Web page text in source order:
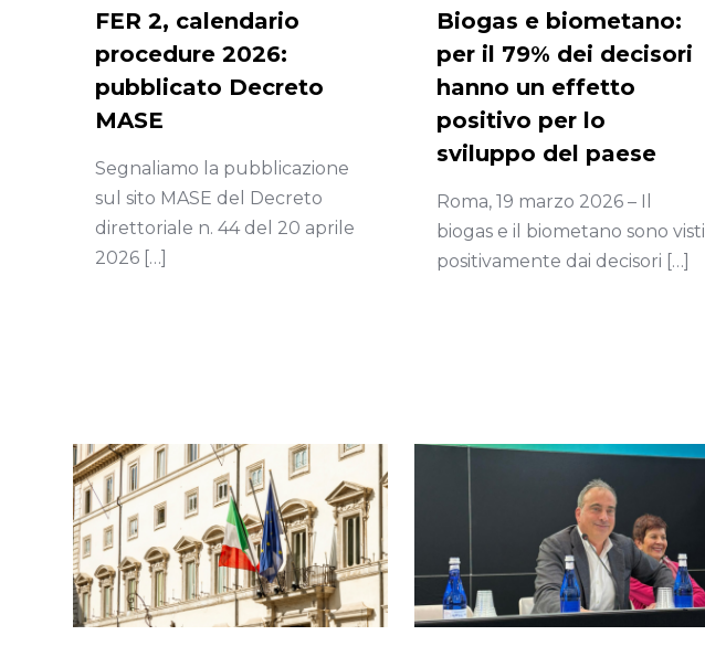
FER 2, calendario
procedure 2026:
pubblicato Decreto
MASE
Segnaliamo la pubblicazione
sul sito MASE del Decreto
direttoriale n. 44 del 20 aprile
2026 […]
Biogas e biometano:
per il 79% dei decisori
hanno un effetto
positivo per lo
sviluppo del paese
Roma, 19 marzo 2026 – Il
biogas e il biometano sono visti
positivamente dai decisori […]